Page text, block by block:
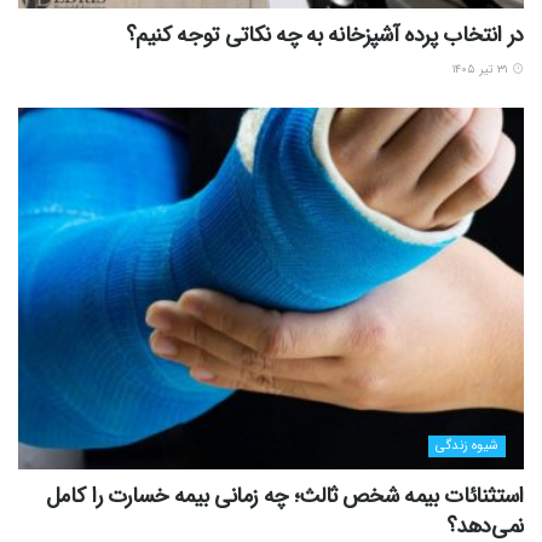
در انتخاب پرده آشپزخانه به چه نکاتی توجه کنیم؟
شیوه زندگی
استثنائات بیمه شخص ثالث؛ چه زمانی بیمه خسارت را کامل
نمی‌دهد؟